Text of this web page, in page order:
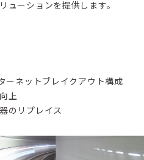
ューションを提供します。
ーネットブレイクアウト構成
上
のリプレイス